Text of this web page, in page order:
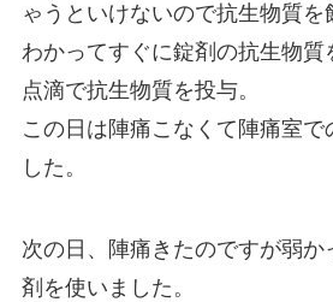
ゃうといけないので抗生物質を
わかってすぐに錠剤の抗生物質
点滴で抗生物質を投与。
この日は陣痛こなくて陣痛室で
した。
次の日、陣痛きたのですが弱か
剤を使いました。